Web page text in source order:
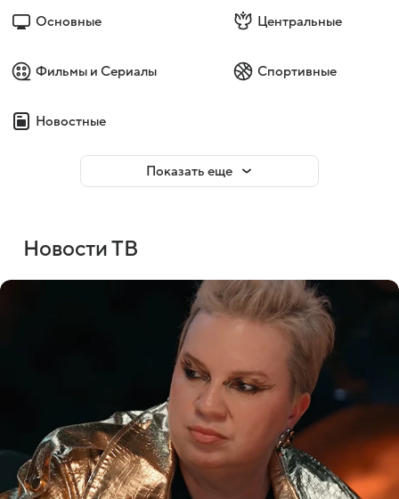
Основные Центральные
Фильмы и Сериалы Спортивные
Новостные
Показать еще
Новости ТВ